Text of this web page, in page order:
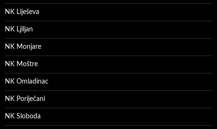
NK Liješeva
NK Ljiljan
NK Monjare
NK Moštre
NK Omladinac
NK Poriječani
NK Sloboda